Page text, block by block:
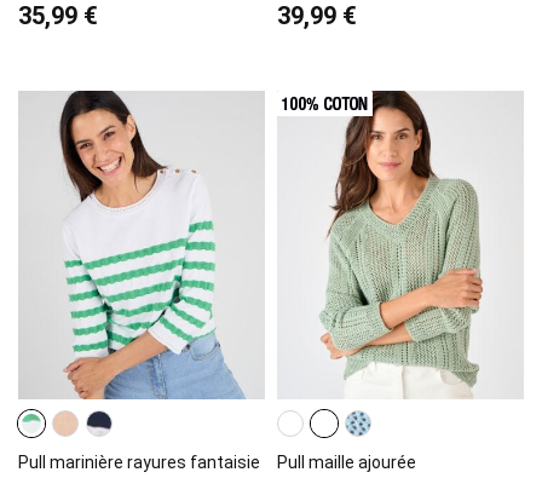
35,99 € 39,99 €
Pull marinière rayures fantaisie Pull maille ajourée